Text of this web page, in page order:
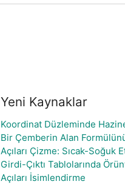
Yeni Kaynaklar
Koordinat Düzleminde
Bir Çemberin Alan
Açıları Çizme: Sıcak-Soğuk
Girdi-Çıktı Tablolarında
Açıları İsimlendirme